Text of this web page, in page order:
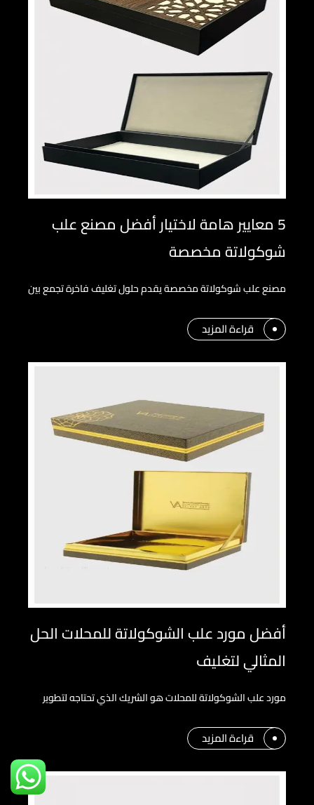
5 معايير هامة لاختيار أفضل مصنع علب
شوكولاتة مخصصة
مصنع علب شوكولاتة مخصصة يقدم حلول تغليف فاخرة تجمع بين
قراءة المزيد
أفضل مورد علب الشوكولاتة للمحلات الحل
المثالي لتغليف
مورد علب الشوكولاتة للمحلات هو الشريك الذي تحتاجه لتطوير
قراءة المزيد